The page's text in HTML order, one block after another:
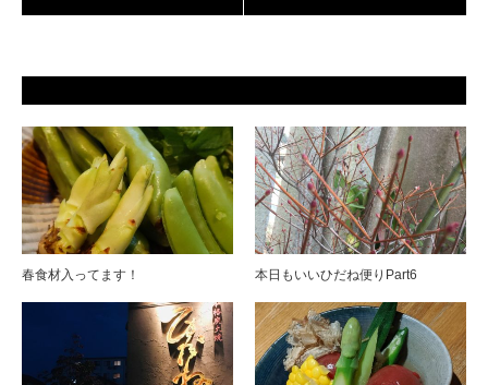
春食材入ってます！ 本日もいいひだね便りPart6